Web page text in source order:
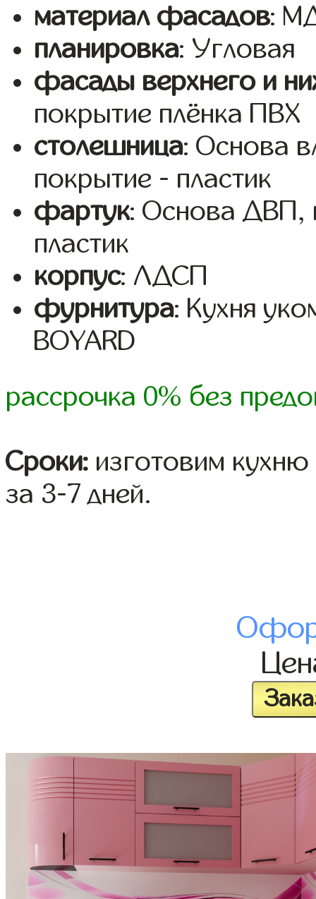
материал фасадов:
планировка: Угловая
фасады верхнего и
покрытие плёнка ПВХ
столешница: Основа
покрытие - пластик
фартук: Основа ДВП,
пластик
корпус: ЛДСП
фурнитура: Кухня
BOYARD
рассрочка 0% без
Сроки: изготовим
за 3-7 дней.